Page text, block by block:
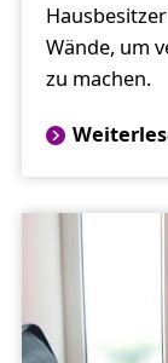
Wände, um
zu machen.